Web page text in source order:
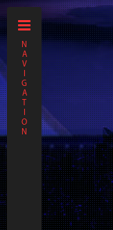
N
A
V
G
A
O
N